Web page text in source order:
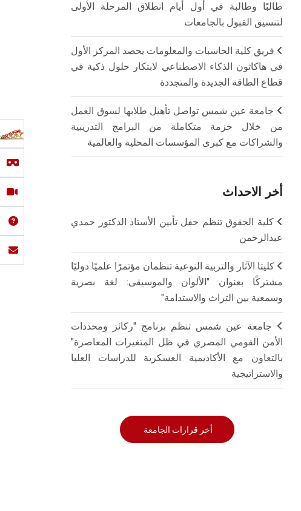
طالبًا وطالبة في أول أيام انطلاق المرحلة الأولى
لتنسيق القبول بالجامعات
فريق كلية الحاسبات والمعلومات يحصد المركز الأول
في هاكاثون الذكاء الاصطناعي لابتكار حلول ذكية في
قطاع الطاقة الجديدة والمتجددة
جامعة عين شمس تواصل تأهيل طلابها لسوق العمل
من خلال حزمة متكاملة من البرامج التدريبية
والشراكات مع كبرى المؤسسات المحلية والعالمية
أخر الاحداث
كلية الحقوق تنظم حفل تأبين الأستاذ الدكتور حمدي
عبدالرحمن
كليتا الآثار والتربية النوعية تنظمان مؤتمرًا علميًا دوليًا
مشتركًا بعنوان "الألوان والموسيقى: لغة بصرية
وسمعية بين التراث والاستدامة"
جامعة عين شمس تنظم برنامج "ركائز ومحددات
الأمن القومي المصري في ظل المتغيرات المعاصرة"
بالتعاون مع الأكاديمية العسكرية للدراسات العليا
والاستراتيجية
أخر قرارات الجامعة